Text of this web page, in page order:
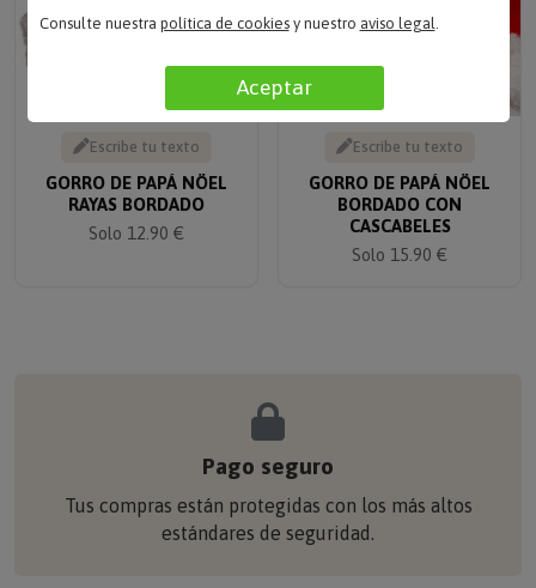
Escribe tu texto
GORRO DE PAPÁ NÖEL
RAYAS BORDADO
Solo 12.90 €
Escribe tu texto
GORRO DE PAPÁ NÖEL
BORDADO CON
CASCABELES
Solo 15.90 €
Pago seguro
Tus compras están protegidas con los más altos
estándares de seguridad.
Consulte nuestra política de cookiesy nuestro aviso legal.
Aceptar